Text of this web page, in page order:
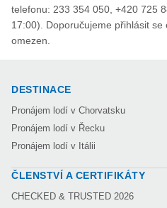
telefonu: 233 354 050, +420 725
17:00). Doporučujeme přihlásit
omezen.
DESTINACE
Pronájem lodí v Chorvatsku
Pronájem lodí v Řecku
Pronájem lodí v Itálii
ČLENSTVÍ A CERTIFIKÁTY
CHECKED & TRUSTED 2026